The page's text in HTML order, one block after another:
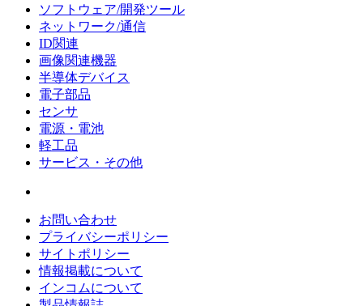
ソフトウェア/開発ツール
ネットワーク/通信
ID関連
画像関連機器
半導体デバイス
電子部品
センサ
電源・電池
軽工品
サービス・その他
お問い合わせ
プライバシーポリシー
サイトポリシー
情報掲載について
インコムについて